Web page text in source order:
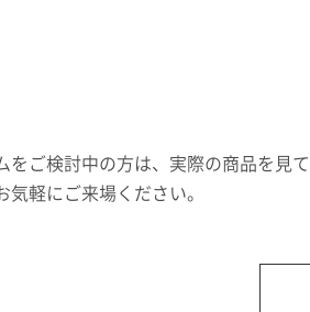
ご検討中の方は、実際の商品を見
軽にご来場ください。